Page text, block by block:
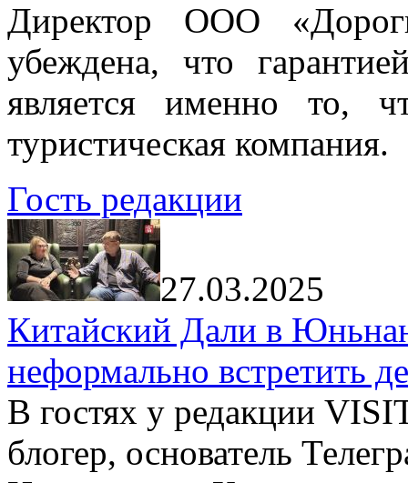
Директор ООО
убеждена, что
является именно то,
туристическая компания.
Гость редакции
27.03.2025
Китайский Дали в
неформально встретить
В гостях у редакции
блогер, основатель